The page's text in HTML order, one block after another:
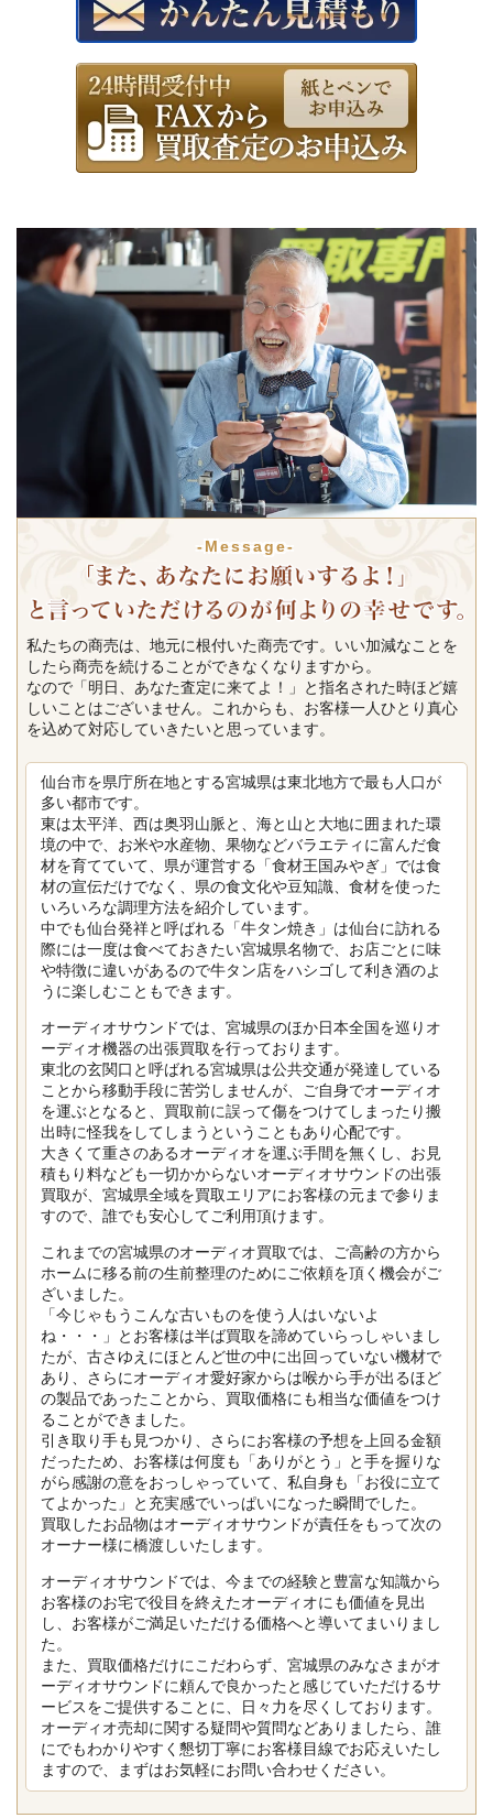
-Message-
私たちの商売は、地元に根付いた商売です。いい加減なことを
したら商売を続けることができなくなりますから。
なので「明日、あなた査定に来てよ！」と指名された時ほど嬉
しいことはございません。これからも、お客様一人ひとり真心
を込めて対応していきたいと思っています。
仙台市を県庁所在地とする宮城県は東北地方で最も人口が
多い都市です。
東は太平洋、西は奥羽山脈と、海と山と大地に囲まれた環
境の中で、お米や水産物、果物などバラエティに富んだ食
材を育てていて、県が運営する「食材王国みやぎ」では食
材の宣伝だけでなく、県の食文化や豆知識、食材を使った
いろいろな調理方法を紹介しています。
中でも仙台発祥と呼ばれる「牛タン焼き」は仙台に訪れる
際には一度は食べておきたい宮城県名物で、お店ごとに味
や特徴に違いがあるので牛タン店をハシゴして利き酒のよ
うに楽しむこともできます。
オーディオサウンドでは、宮城県のほか日本全国を巡りオ
ーディオ機器の出張買取を行っております。
東北の玄関口と呼ばれる宮城県は公共交通が発達している
ことから移動手段に苦労しませんが、ご自身でオーディオ
を運ぶとなると、買取前に誤って傷をつけてしまったり搬
出時に怪我をしてしまうということもあり心配です。
大きくて重さのあるオーディオを運ぶ手間を無くし、お見
積もり料なども一切かからないオーディオサウンドの出張
買取が、宮城県全域を買取エリアにお客様の元まで参りま
すので、誰でも安心してご利用頂けます。
これまでの宮城県のオーディオ買取では、ご高齢の方から
ホームに移る前の生前整理のためにご依頼を頂く機会がご
ざいました。
「今じゃもうこんな古いものを使う人はいないよ
ね・・・」とお客様は半ば買取を諦めていらっしゃいまし
たが、古さゆえにほとんど世の中に出回っていない機材で
あり、さらにオーディオ愛好家からは喉から手が出るほど
の製品であったことから、買取価格にも相当な価値をつけ
ることができました。
引き取り手も見つかり、さらにお客様の予想を上回る金額
だったため、お客様は何度も「ありがとう」と手を握りな
がら感謝の意をおっしゃっていて、私自身も「お役に立て
てよかった」と充実感でいっぱいになった瞬間でした。
買取したお品物はオーディオサウンドが責任をもって次の
オーナー様に橋渡しいたします。
オーディオサウンドでは、今までの経験と豊富な知識から
お客様のお宅で役目を終えたオーディオにも価値を見出
し、お客様がご満足いただける価格へと導いてまいりまし
た。
また、買取価格だけにこだわらず、宮城県のみなさまがオ
ーディオサウンドに頼んで良かったと感じていただけるサ
ービスをご提供することに、日々力を尽くしております。
オーディオ売却に関する疑問や質問などありましたら、誰
にでもわかりやすく懇切丁寧にお客様目線でお応えいたし
ますので、まずはお気軽にお問い合わせください。